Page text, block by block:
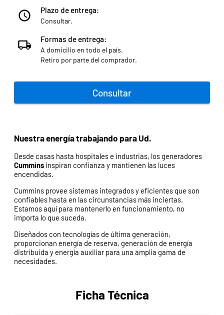
Plazo de entrega:
Consultar.
Formas de entrega:
A domicilio en todo el país.
Retiro por parte del comprador.
Consultar
Nuestra energía trabajando para Ud.
Desde casas hasta hospitales e industrias, los generadores
Cummins inspiran confianza y mantienen las luces
encendidas.
Cummins provee sistemas integrados y eficientes que son
confiables hasta en las circunstancias más inciertas.
Estamos aquí para mantenerlo en funcionamiento, no
importa lo que suceda.
Diseñados con tecnologías de última generación,
proporcionan energía de reserva, generación de energía
distribuida y energía auxiliar para una amplia gama de
necesidades.
Ficha Técnica